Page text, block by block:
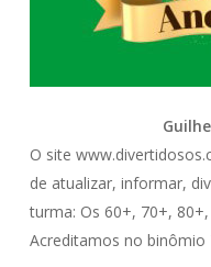
O site
de atualizar, informar,
turma: Os 60+, 70+,
Acreditamos no binômio